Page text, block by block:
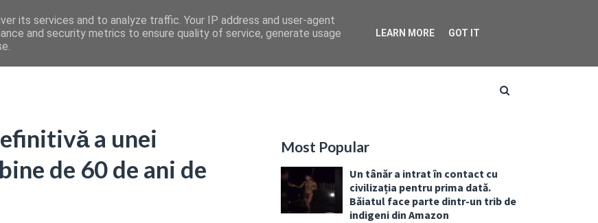
a unei
de 60 de ani de
Most Popular
Un tânăr a intrat în contact cu
civilizația pentru prima dată.
Băiatul face parte dintr-un trib de
indigeni din Amazon
its services and to analyze traffic. Your IP address and user-agent
and security metrics to ensure quality of service, generate usage
LEARN MORE GOT IT